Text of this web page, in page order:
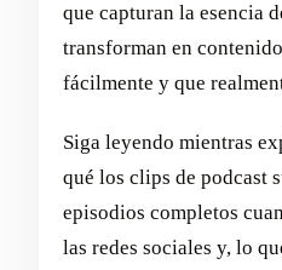
que capturan la esencia
transforman en
fácilmente y que
Siga leyendo mientras
qué los clips de podcast
episodios completos
las redes sociales y, lo